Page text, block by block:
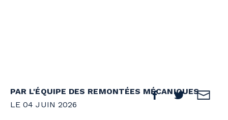
PAR L'ÉQUIPE DES REMONTÉES MÉCANIQUES
LE 04 JUIN 2026